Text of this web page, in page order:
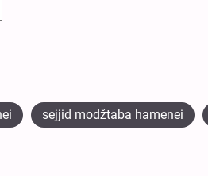
sejjid modžtaba hamenei